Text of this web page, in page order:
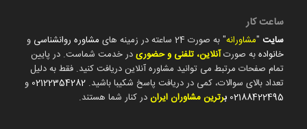
ساعت کار
سایت"مشاورانه" به صورت 24 ساعته در زمینه های مشاوره روانشناسی و
خانوادهبه صورتآنلاین، تلفنی و حضوریدر خدمت شماست. در پایین
تمام صفحات مرتبط می توانید مشاوره آنلاین دریافت کنید. فقط به دلیل
تعداد بالای سوالات، کمی در دریافت پاسخ شکیبا باشید. 02122354282 و
02188422495 برترین مشاوران ایراندر کنار شما هستند.